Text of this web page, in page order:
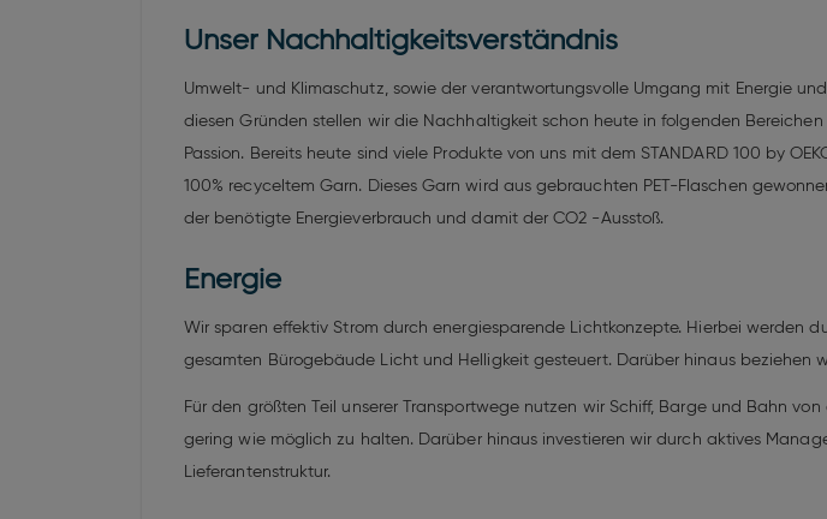
Unser Nachhaltigkeitsverständnis
Umwelt- und Klimaschutz, sowie der verantwortungsvolle Umgang mit Energie
diesen Gründen stellen wir die Nachhaltigkeit schon heute in folgenden
Passion. Bereits heute sind viele Produkte von uns mit dem STANDARD 100 by
100% recyceltem Garn. Dieses Garn wird aus gebrauchten PET-Flaschen
der benötigte Energieverbrauch und damit der CO2 -Ausstoß.
Energie
Wir sparen effektiv Strom durch energiesparende Lichtkonzepte. Hierbei werden
gesamten Bürogebäude Licht und Helligkeit gesteuert. Darüber hinaus beziehen
Für den größten Teil unserer Transportwege nutzen wir Schiff, Barge und Bahn
gering wie möglich zu halten. Darüber hinaus investieren wir durch aktives
Lieferantenstruktur.